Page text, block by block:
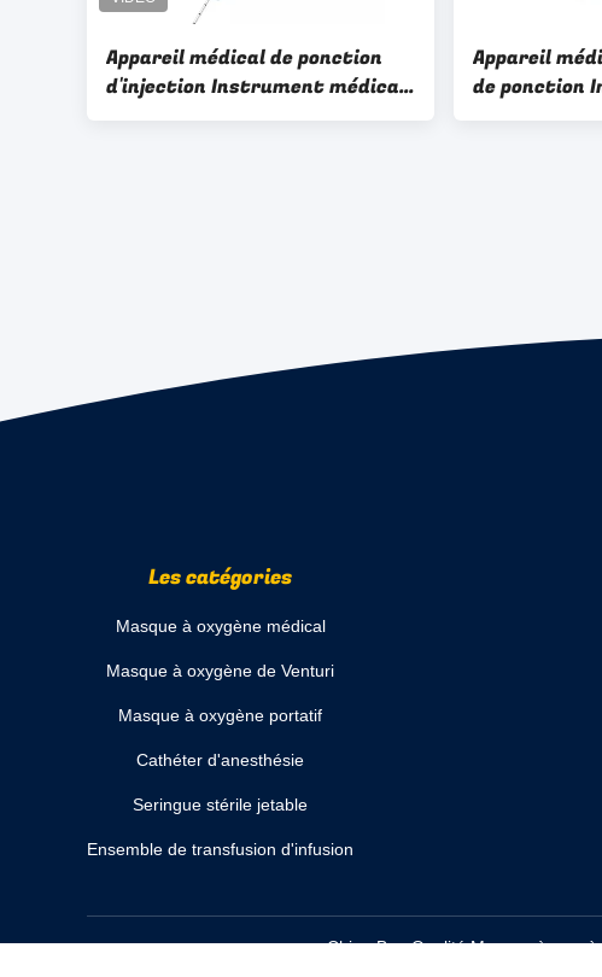
Appareil médical de ponction
d'injection Instrument médical
5fr 7fr 9fr Hôpital chirurgicale
Appareil
de ponction
médical 5fr
Les catégories
Masque à oxygène médical
Masque à oxygène de Venturi
Masque à oxygène portatif
Cathéter d'anesthésie
Seringue stérile jetable
Ensemble de transfusion d'infusion
Chine Bon Qualité Masque à